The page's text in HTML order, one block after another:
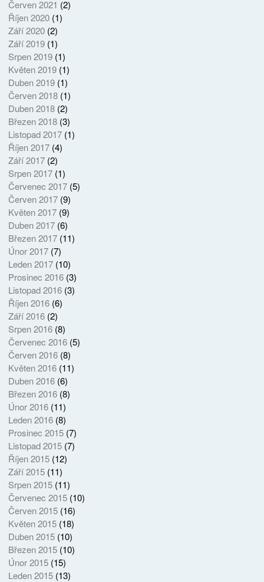
Červen 2021 (2)
Říjen 2020(1)
Září 2020(2)
Září 2019(1)
Srpen 2019(1)
Květen 2019(1)
Duben 2019(1)
Červen 2018(1)
Duben 2018(2)
Březen 2018(3)
Listopad 2017(1)
Říjen 2017(4)
Září 2017(2)
Srpen 2017(1)
Červenec 2017(5)
Červen 2017(9)
Květen 2017(9)
Duben 2017(6)
Březen 2017(11)
Únor 2017(7)
Leden 2017(10)
Prosinec 2016(3)
Listopad 2016(3)
Říjen 2016(6)
Září 2016(2)
Srpen 2016(8)
Červenec 2016(5)
Červen 2016(8)
Květen 2016(11)
Duben 2016(6)
Březen 2016(8)
Únor 2016(11)
Leden 2016(8)
Prosinec 2015(7)
Listopad 2015(7)
Říjen 2015(12)
Září 2015(11)
Srpen 2015(11)
Červenec 2015(10)
Červen 2015(16)
Květen 2015(18)
Duben 2015(10)
Březen 2015(10)
Únor 2015(15)
Leden 2015(13)